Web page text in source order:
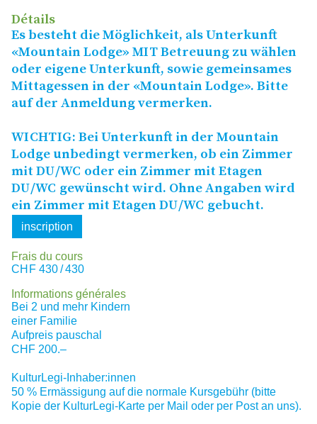
Détails
Es besteht die Möglichkeit, als Unterkunft
«Mountain Lodge» MITBetreuung zu wählen
oder eigene Unterkunft, sowie gemeinsames
Mittagessen in der «Mountain Lodge». Bitte
auf der Anmeldung vermerken.
WICHTIG: Bei Unterkunft in der Mountain
Lodge unbedingt vermerken, ob ein Zimmer
mit DU/WC oder ein Zimmer mit Etagen
DU/WC gewünscht wird. Ohne Angaben wird
ein Zimmer mit EtagenDU/WC gebucht.
inscription
Frais du cours
CHF430 / 430
Informations générales
Bei 2 und mehr Kindern
einer Familie
Aufpreis pauschal
CHF 200.–
KulturLegi-Inhaber:innen
50 % Ermässigung auf die normale Kursgebühr (bitte
Kopie der KulturLegi-Karte per Mail oder per Post an uns).